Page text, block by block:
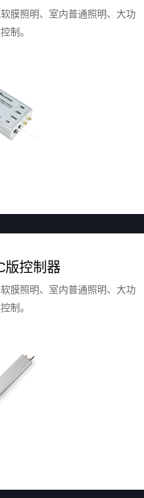
膜照明、室内普通照明、大功
制。
版控制器
膜照明、室内普通照明、大功
制。